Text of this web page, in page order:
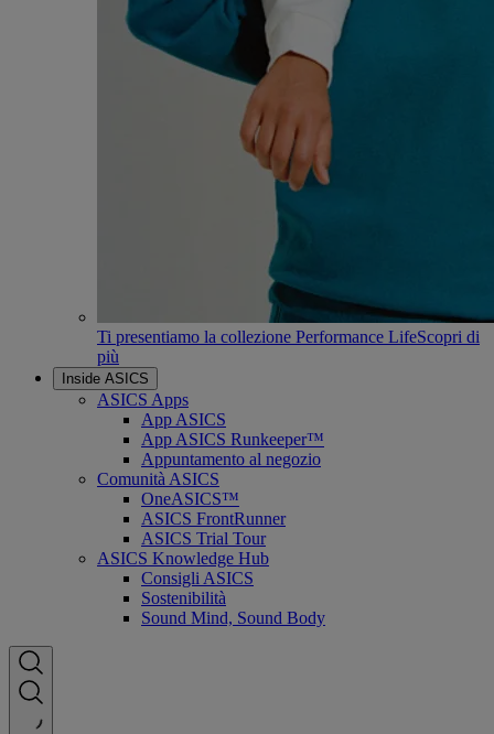
Ti presentiamo la collezione Performance LifeScopri di
più
Inside ASICS
ASICS Apps
App ASICS
App ASICS Runkeeper™
Appuntamento al negozio
Comunità ASICS
OneASICS™
ASICS FrontRunner
ASICS Trial Tour
ASICS Knowledge Hub
Consigli ASICS
Sostenibilità
Sound Mind, Sound Body